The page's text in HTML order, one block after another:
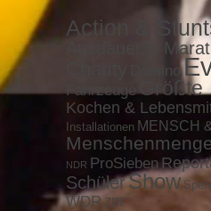
Action &
Ausdauer &
Domino
FahrzeugeGrößte
Kochen &
Installationen MENSCH
NDR ProSieben
SchülerShow
WDR ZDF